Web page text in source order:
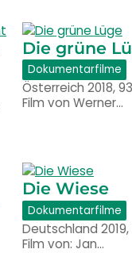
Die grüne
Dokumentarfilme
Österreich 2018, 93
Film von Werner…
Die Wiese
Dokumentarfilme
Deutschland 2019,
Film von: Jan…